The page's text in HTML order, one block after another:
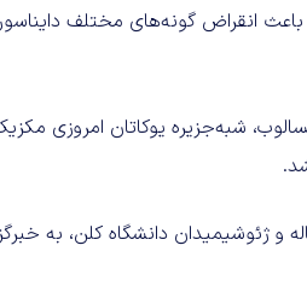
انقراض گونه‌های مختلف
شبه‌جزیره یوکاتان امروزی
و ژئوشیمیدان دانشگاه کلن، به